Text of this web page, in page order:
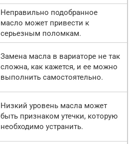
Неправильно подобранное
масло может привести к
серьезным поломкам.
Замена масла в вариаторе не так
сложна, как кажется, и ее можно
выполнить самостоятельно.
Низкий уровень масла может
быть признаком утечки, которую
необходимо устранить.